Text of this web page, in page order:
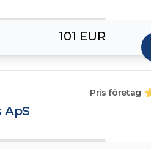
101 EUR
Pris företag
ApS